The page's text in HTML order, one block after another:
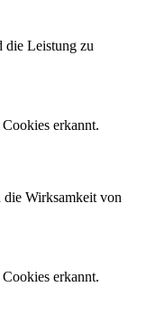
die Leistung zu
erkannt.
die Wirksamkeit von
erkannt.